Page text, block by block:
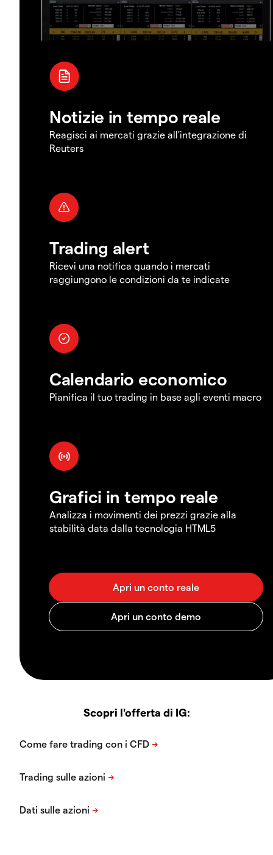
Notizie in tempo reale
Reagisci ai mercati grazie all'integrazione di
Reuters
Trading alert
Ricevi una notifica quando i mercati
raggiungono le condizioni da te indicate
Calendario economico
Pianifica il tuo trading in base agli eventi macro
Grafici in tempo reale
Analizza i movimenti dei prezzi grazie alla
stabilità data dalla tecnologia HTML5
Scopri l'offerta di IG: